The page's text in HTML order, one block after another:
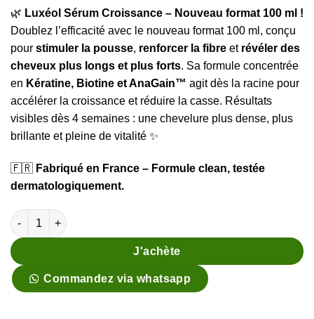
🌿 Luxéol Sérum Croissance – Nouveau format 100 ml !
Doublez l’efficacité avec le nouveau format 100 ml, conçu
pour stimuler la pousse, renforcer la fibre et révéler des
cheveux plus longs et plus forts. Sa formule concentrée
en Kératine, Biotine et AnaGain™ agit dès la racine pour
accélérer la croissance et réduire la casse. Résultats
visibles dès 4 semaines : une chevelure plus dense, plus
brillante et pleine de vitalité ✨
🇫🇷 Fabriqué en France – Formule clean, testée
dermatologiquement.
quantité de Luxéol Serum Croissance
J'achète
Commandez via whatsapp